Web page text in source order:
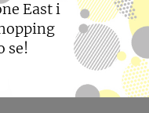
East i
se!